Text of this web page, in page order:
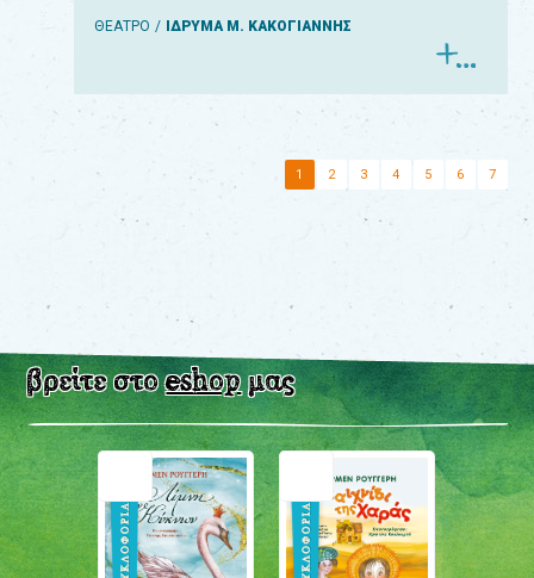
ΘΕΑΤΡΟ ΙΔΡΥΜΑ Μ. ΚΑΚΟΓΙΑΝΝΗΣ
1 2 3 4 5 6 7
βρείτε στοeshopμας